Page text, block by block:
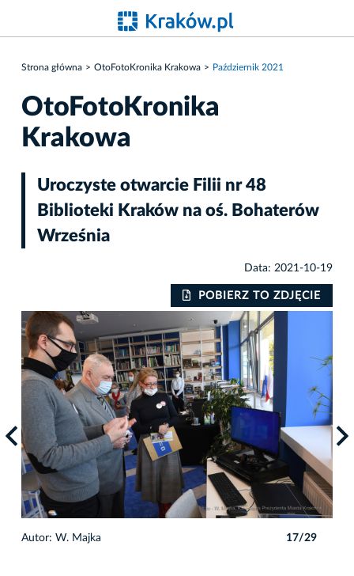
Strona główna OtoFotoKronika Krakowa Październik 2021
OtoFotoKronika
Krakowa
Uroczyste otwarcie Filii nr 48
Biblioteki Kraków na oś. Bohaterów
Września
Data: 2021-10-19
POBIERZ TO ZDJĘCIE
Autor: W. Majka 17/29